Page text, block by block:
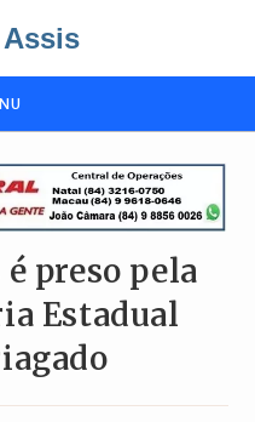
preso pela
Estadual